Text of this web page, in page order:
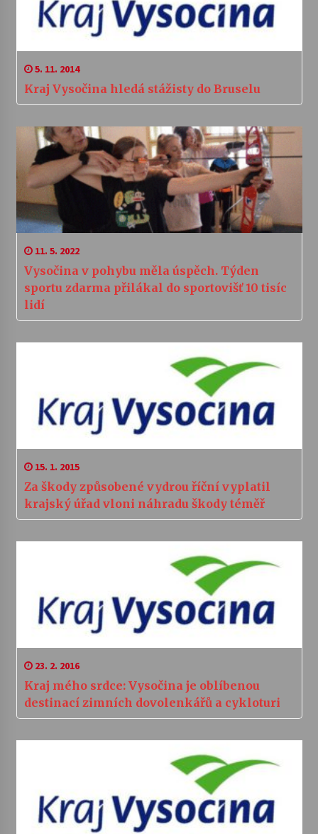
5. 11. 2014
Kraj Vysočina hledá stážisty do Bruselu
11. 5. 2022
Vysočina v pohybu měla úspěch. Týden
sportu zdarma přilákal do sportovišť 10 tisíc
lidí
15. 1. 2015
Za škody způsobené vydrou říční vyplatil
krajský úřad vloni náhradu škody téměř
23. 2. 2016
Kraj mého srdce: Vysočina je oblíbenou
destinací zimních dovolenkářů a cykloturi